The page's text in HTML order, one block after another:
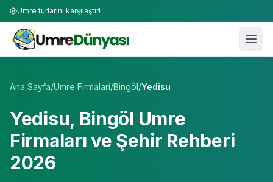
Umre turlarını karşılaştır!
Ana Sayfa/Umre Firmalari/Bingöl/Yedisu
Yedisu, Bingöl Umre
Firmaları ve Şehir Rehberi
2026